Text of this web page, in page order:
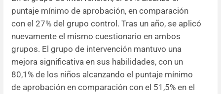
puntaje mínimo de aprobación, en comparación
con el 27% del grupo control. Tras un año, se aplicó
nuevamente el mismo cuestionario en ambos
grupos. El grupo de intervención mantuvo una
mejora significativa en sus habilidades, con un
80,1% de los niños alcanzando el puntaje mínimo
de aprobación en comparación con el 51,5% en el